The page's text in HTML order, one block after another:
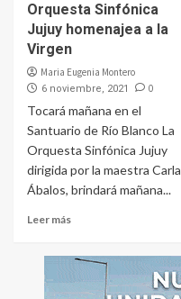
Orquesta Sinfónica
Jujuy homenajea a la
Virgen
Maria Eugenia Montero
6 noviembre, 2021 0
Tocará mañana en el
Santuario de Río Blanco La
Orquesta Sinfónica Jujuy
dirigida por la maestra Carla
Ábalos, brindará mañana...
Leer más